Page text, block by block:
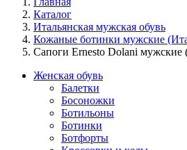
Каталог
Итальянская мужская обувь
Кожаные ботинки мужские
Сапоги Ernesto Dolani мужские
Женская обувь
Балетки
Босоножки
Ботильоны
Ботинки
Ботфорты